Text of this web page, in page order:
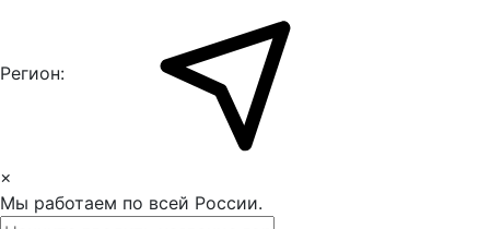
Регион:
×
Мы работаем по всей России.